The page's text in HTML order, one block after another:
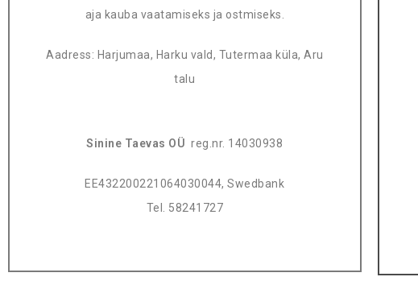
aja kauba vaatamiseks ja ostmiseks.
Aadress: Harjumaa, Harku vald, Tutermaa küla, Aru
talu
Sinine Taevas OÜ reg.nr. 14030938
EE432200221064030044, Swedbank
Tel. 58241727